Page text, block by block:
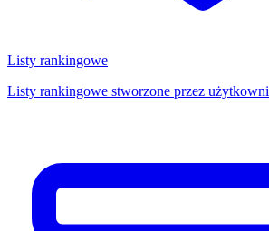
Listy rankingowe
Listy rankingowe stworzone przez